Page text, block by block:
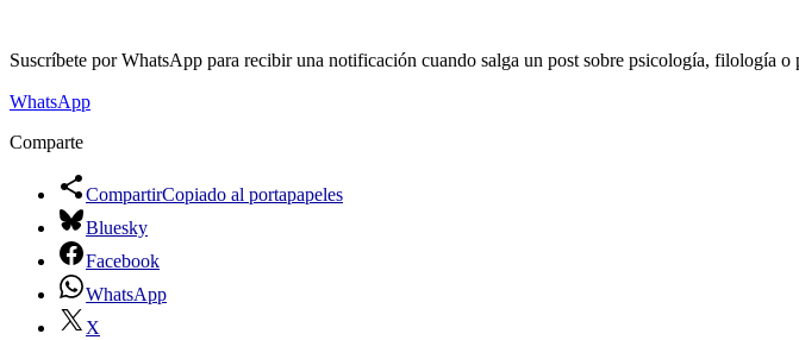
Suscríbete por WhatsApp para recibir una notificación cuando salga un post sobre psicología, filología o
WhatsApp
Comparte
CompartirCopiado al portapapeles
Bluesky
Facebook
WhatsApp
X